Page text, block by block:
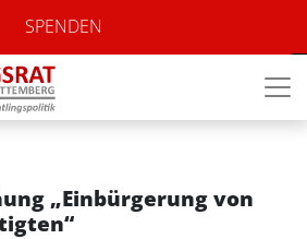
SPENDEN
„Einbürgerung von